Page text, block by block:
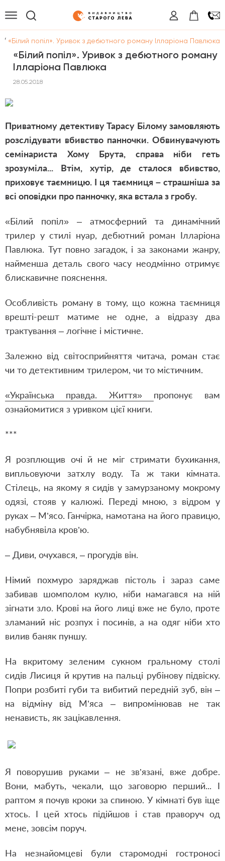
/ «Білий попіл». Уривок з дебютного роману Ілларіона Павлюка
«Білий попіл». Уривок з дебютного роману
Ілларіона Павлюка
28.05.2018
Приватному детективу Тарасу Білому замовляють
розслідувати вбивство панночки. Обвинувачують
семінариста Хому Брута, справа ніби геть
зрозуміла... Втім, хутір, де сталося вбивство,
приховує таємницю. І ця таємниця – страшніша за
всі оповідки про панночку, яка встала з гробу.
«Білий попіл» – атмосферний та динамічний
трилер у стилі нуар, дебютний роман Ілларіона
Павлюка. Тут повно загадок, і за законами жанру,
найменша деталь свого часу неодмінно отримує
блискавичне пояснення.
Особливість роману в тому, що кожна таємниця
врешті-решт матиме не одне, а відразу два
трактування – логічне і містичне.
Залежно від світосприйняття читача, роман стає
чи то детективним трилером, чи то містичним.
«Українська правда. Життя» пропонує вам
ознайомитися з уривком цієї книги.
***
Я розплющив очі й не міг стримати бухикання,
випльовуючи затхлу воду. Та ж таки кімната.
Стілець, на якому я сидів у замурзаному мокрому
одязі, стояв у калюжі. Переді мною, з відром у
руках – М’ясо. Ганчірка, намотана на його правицю,
набубнявіла кров’ю.
– Диви, очухався, – прогудів він.
Німий похмуро заряджав пістоль і зараз саме
забивав шомполом кулю, ніби намагався на ній
зігнати зло. Крові на його лиці вже не було, проте
зламаний ніс розпух і посинів, а на одяг ніби хто
вилив баняк пуншу.
На вкритому зеленим сукном гральному столі
сидів Лисиця й крутив на пальці рубінову підвіску.
Попри розбиті губи та вибитий передній зуб, він –
на відміну від М’яса – випромінював не так
ненависть, як зацікавлення.
Я поворушив руками – не зв’язані, вже добре.
Вони, мабуть, чекали, що заговорю перший... І
раптом я почув кроки за спиною. У кімнаті був іще
хтось. І цей хтось підійшов і став праворуч од
мене, зовсім поруч.
На незнайомцеві були старомодні гостроносі